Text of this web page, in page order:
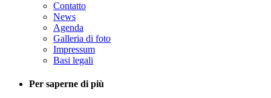
Contatto
News
Agenda
Galleria di foto
Impressum
Basi legali
Per saperne di più